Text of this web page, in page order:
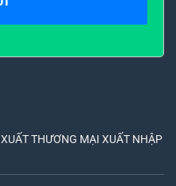
THƯƠNG MẠI XUẤT NHẬP